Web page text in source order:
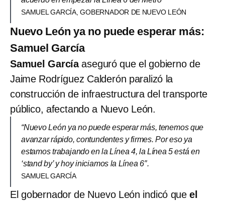
SAMUEL GARCÍA, GOBERNADOR DE NUEVO LEÓN
Nuevo León ya no puede esperar más:
Samuel García
Samuel Garcíaaseguró que el gobierno de
Jaime Rodríguez Calderón paralizó la
construcción de infraestructura del transporte
público, afectando a Nuevo León.
“Nuevo León ya no puede esperar más, tenemos que
avanzar rápido, contundentes y firmes. Por eso ya
estamos trabajando en la Línea 4, la Línea 5 está en
‘stand by’ y hoy iniciamos la Línea 6″.
SAMUEL GARCÍA
El gobernador de Nuevo León indicó queel